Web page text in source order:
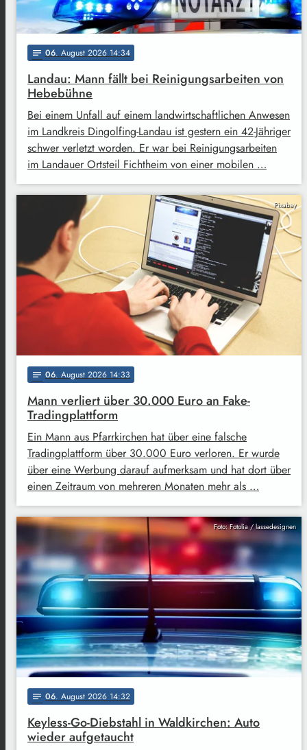
notes 06. August 2026 14:34
Landau: Mann fällt bei Reinigungsarbeiten von
Hebebühne
Bei einem Unfall auf einem landwirtschaftlichen Anwesen
im Landkreis Dingolfing-Landau ist gestern ein 42-Jähriger
schwer verletzt worden. Er war bei Reinigungsarbeiten
im Landauer Ortsteil Fichtheim von einer mobilen …
Pixabay
notes 06. August 2026 14:33
Mann verliert über 30.000 Euro an Fake-
Tradingplattform
Ein Mann aus Pfarrkirchen hat über eine falsche
Tradingplattform über 30.000 Euro verloren. Er wurde
über eine Werbung darauf aufmerksam und hat dort über
einen Zeitraum von mehreren Monaten mehr als …
Foto: Fotolia / lassedesignen
notes 06. August 2026 14:32
Keyless-Go-Diebstahl in Waldkirchen: Auto
wieder aufgetaucht